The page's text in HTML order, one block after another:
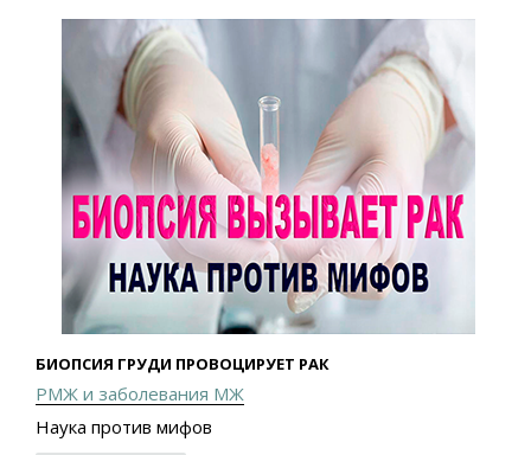
БИОПСИЯ ГРУДИ ПРОВОЦИРУЕТ РАК
РМЖ и заболевания МЖ
Наука против мифов